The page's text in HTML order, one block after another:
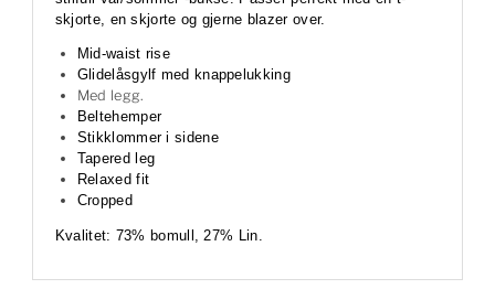
skjorte, en skjorte og gjerne blazer over.
Mid-waist rise
Glidelåsgylf med knappelukking
Med legg.
Beltehemper
Stikklommer i sidene
Tapered leg
Relaxed fit
Cropped
Kvalitet: 73% bomull, 27% Lin.